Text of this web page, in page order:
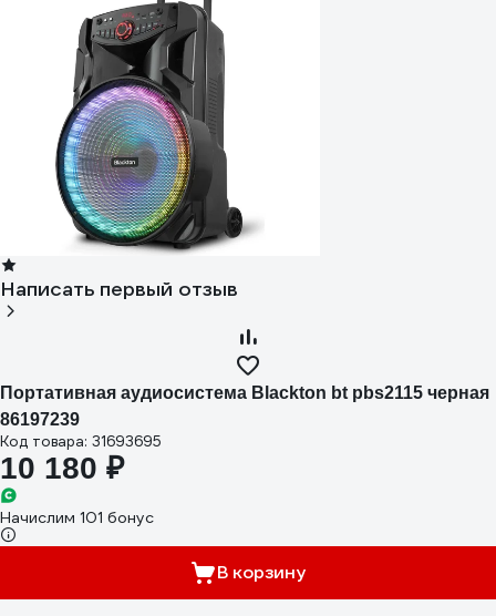
Написать первый отзыв
Портативная аудиосистема Blackton bt pbs2115 черная
86197239
Код товара: 31693695
10 180 ₽
Начислим 101 бонус
В корзину